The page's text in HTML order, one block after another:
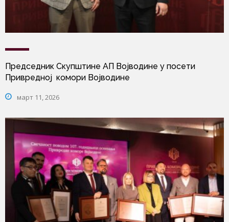
Председник Скупштине АП Војводине у посети
Привредној комори Војводине
март 11, 2026